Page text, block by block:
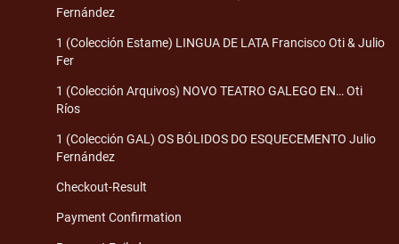
Fernández
1 (Colección Estame) LINGUA DE LATA Francisco Oti & Julio
Fer
1 (Colección Arquivos) NOVO TEATRO GALEGO EN… Oti
Ríos
1 (Colección GAL) OS BÓLIDOS DO ESQUECEMENTO Julio
Fernández
Checkout-Result
Payment Confirmation